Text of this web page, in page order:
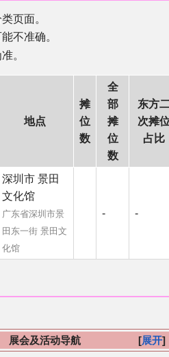
页面。
不准确。
。
地点
摊
位
数
全
部
摊
位
数
东方
次摊
占比
深圳市 景田
文化馆
广东省深圳市景
田东一街 景田文
化馆
- -
展开
展会及活动导航